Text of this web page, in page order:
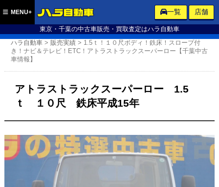
東京・千葉の中古車販売・買取査定はハラ自動車
MENU+ 一覧 店舗
ハラ自動車 >販売実績 > 1.5ｔ！１０尺ボディ！鉄床！スロープ付
き！ナビ＆テレビ！ETC！アトラストラックスーパーロー【千葉中古
車情報】
アトラストラックスーパーロー 1.5
ｔ １０尺 鉄床平成15年